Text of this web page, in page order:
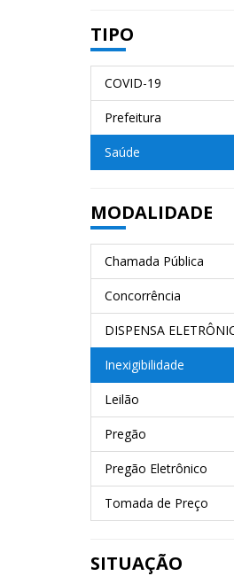
TIPO
COVID-19
Prefeitura
Saúde
MODALIDADE
Chamada Pública
Concorrência
DISPENSA
Inexigibilidade
Leilão
Pregão
Pregão Eletrônico
Tomada de Preço
SITUAÇÃO